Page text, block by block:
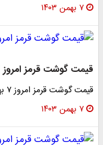
۷ بهمن ۱۴۰۳
قیمت گوشت قرمز امروز ۷ بهمن ۱۴۰۳
قیمت گوشت قرمز امروز ۷ بهمن ۱۴۰۳ در انواع مختلف اعلام شد.
۷ بهمن ۱۴۰۳